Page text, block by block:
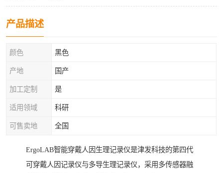
产品描述
颜色 黑色
产地 国产
加工定制 是
适用领域 科研
可售卖地 全国
ErgoLAB智能穿戴人因生理记录仪是津发科技的第四代
可穿戴人因记录仪与多导生理记录仪，采用多传感器融